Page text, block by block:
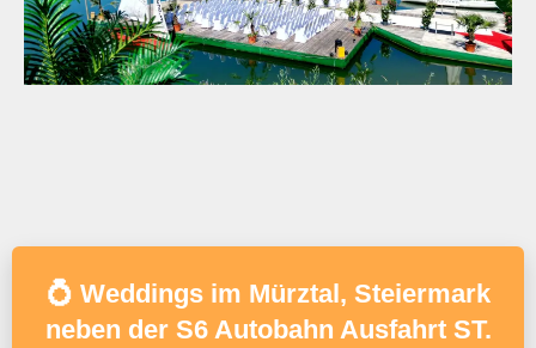
💍 Weddings im Mürztal, Steiermark
neben der S6 Autobahn Ausfahrt ST.